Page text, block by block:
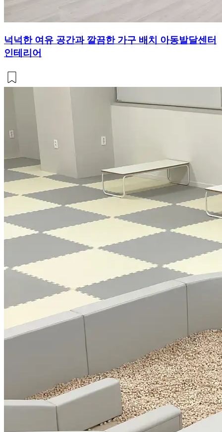
넉넉한 여유 공간과 깔끔한 가구 배치 아동발달센터
인테리어